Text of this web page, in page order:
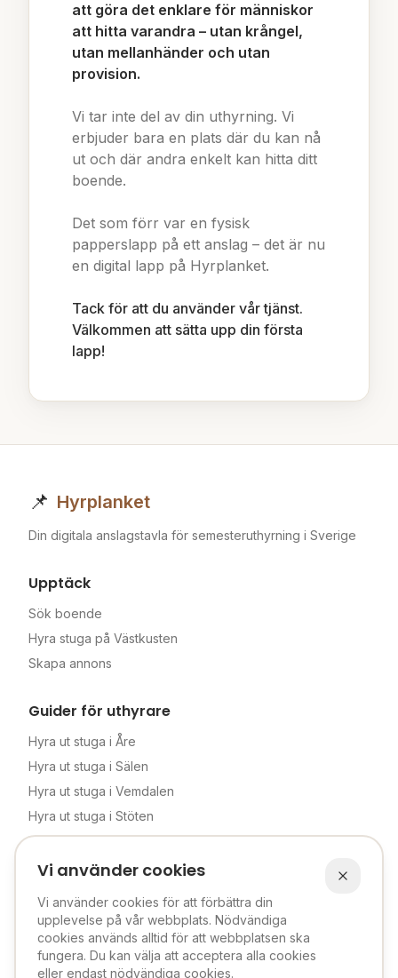
Vi använder cookies
Vi använder cookies för att förbättra din
upplevelse på vår webbplats. Nödvändiga
cookies används alltid för att webbplatsen ska
fungera. Du kan välja att acceptera alla cookies
eller endast nödvändiga cookies.
att göra det enklare för människor
att hitta varandra – utan krångel,
utan mellanhänder och utan
provision.
Vi tar inte del av din uthyrning. Vi
erbjuder bara en plats där du kan nå
ut och där andra enkelt kan hitta ditt
boende.
Det som förr var en fysisk
papperslapp på ett anslag – det är nu
en digital lapp på Hyrplanket.
Tack för att du använder vår tjänst.
Välkommen att sätta upp din första
lapp!
📌 Hyrplanket
Din digitala anslagstavla för semesteruthyrning i Sverige
Upptäck
Sök boende
Hyra stuga på Västkusten
Skapa annons
Guider för uthyrare
Hyra ut stuga i Åre
Hyra ut stuga i Sälen
Hyra ut stuga i Vemdalen
Hyra ut stuga i Stöten
Komplett uthyrningsguide
Om oss
Priser
Verifierad uthyrare